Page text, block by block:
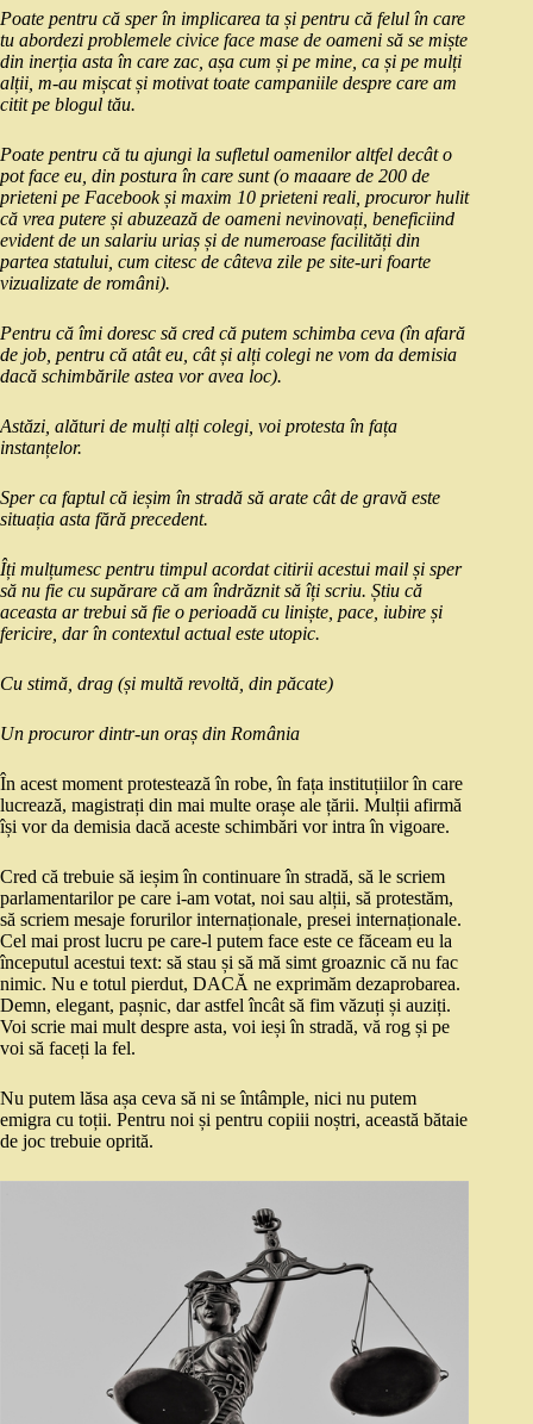
Poate pentru că sper în implicarea ta și pentru că felul în care
tu abordezi problemele civice face mase de oameni să se miște
din inerția asta în care zac, așa cum și pe mine, ca și pe mulți
alții, m-au mișcat și motivat toate campaniile despre care am
citit pe blogul tău.
Poate pentru că tu ajungi la sufletul oamenilor altfel decât o
pot face eu, din postura în care sunt (o maaare de 200 de
prieteni pe Facebook și maxim 10 prieteni reali, procuror hulit
că vrea putere și abuzează de oameni nevinovați, beneficiind
evident de un salariu uriaș și de numeroase facilități din
partea statului, cum citesc de câteva zile pe site-uri foarte
vizualizate de români).
Pentru că îmi doresc să cred că putem schimba ceva (în afară
de job, pentru că atât eu, cât și alți colegi ne vom da demisia
dacă schimbările astea vor avea loc).
Astăzi, alături de mulți alți colegi, voi protesta în fața
instanțelor.
Sper ca faptul că ieșim în stradă să arate cât de gravă este
situația asta fără precedent.
Îți mulțumesc pentru timpul acordat citirii acestui mail și sper
să nu fie cu supărare că am îndrăznit să îți scriu. Știu că
aceasta ar trebui să fie o perioadă cu liniște, pace, iubire și
fericire, dar în contextul actual este utopic.
Cu stimă, drag (și multă revoltă, din păcate)
Un procuror dintr-un oraș din România
În acest moment protestează în robe, în fața instituțiilor în care
lucrează, magistrați din mai multe orașe ale țării. Mulții afirmă
își vor da demisia dacă aceste schimbări vor intra în vigoare.
Cred că trebuie să ieșim în continuare în stradă, să le scriem
parlamentarilor pe care i-am votat, noi sau alții, să protestăm,
să scriem mesaje forurilor internaționale, presei internaționale.
Cel mai prost lucru pe care-l putem face este ce făceam eu la
începutul acestui text: să stau și să mă simt groaznic că nu fac
nimic. Nu e totul pierdut, DACĂ ne exprimăm dezaprobarea.
Demn, elegant, pașnic, dar astfel încât să fim văzuți și auziți.
Voi scrie mai mult despre asta, voi ieși în stradă, vă rog și pe
voi să faceți la fel.
Nu putem lăsa așa ceva să ni se întâmple, nici nu putem
emigra cu toții. Pentru noi și pentru copiii noștri, această bătaie
de joc trebuie oprită.